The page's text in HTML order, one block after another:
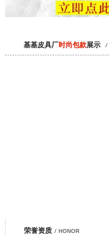
基基皮具厂时尚包款展示 /
荣誉资质 / HONOR